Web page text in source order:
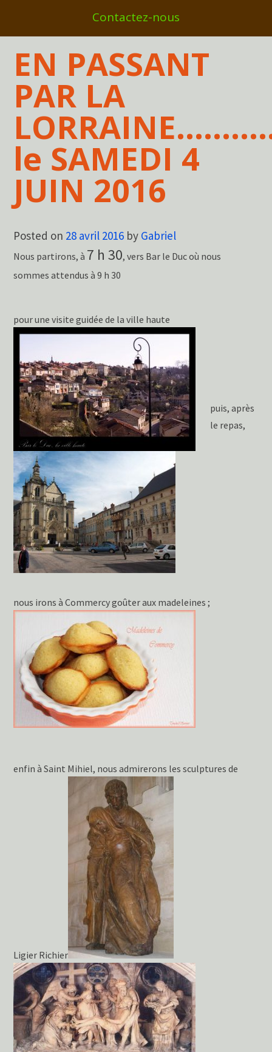
Contactez-nous
EN PASSANT
PAR LA
le SAMEDI 4
JUIN 2016
Posted on 28 avril 2016 by Gabriel
Nous partirons, à 7 h 30, vers Bar le Duc où nous
sommes attendus à 9 h 30
pour une visite guidée de la ville haute
puis, après
le repas,
nous irons à Commercy goûter aux madeleines ;
enfin à Saint Mihiel, nous admirerons les sculptures de
Ligier Richier